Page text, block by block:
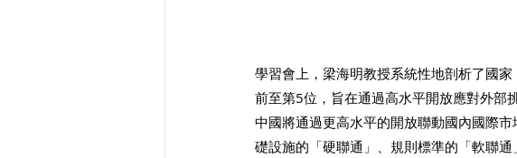
學習會上，梁海明教授系統性地剖析了國
前至第5位，旨在通過高水平開放應對外部
中國將通過更高水平的開放聯動國內國際
礎設施的「硬聯通」、規則標準的「軟聯通